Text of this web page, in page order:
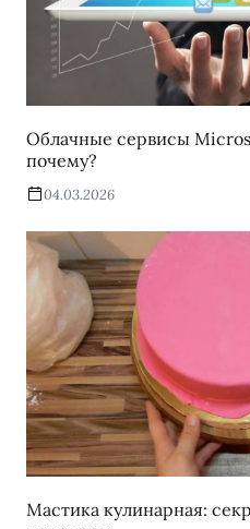
Облачные сервисы
почему?
04.03.2026
Мастика кулинарная: